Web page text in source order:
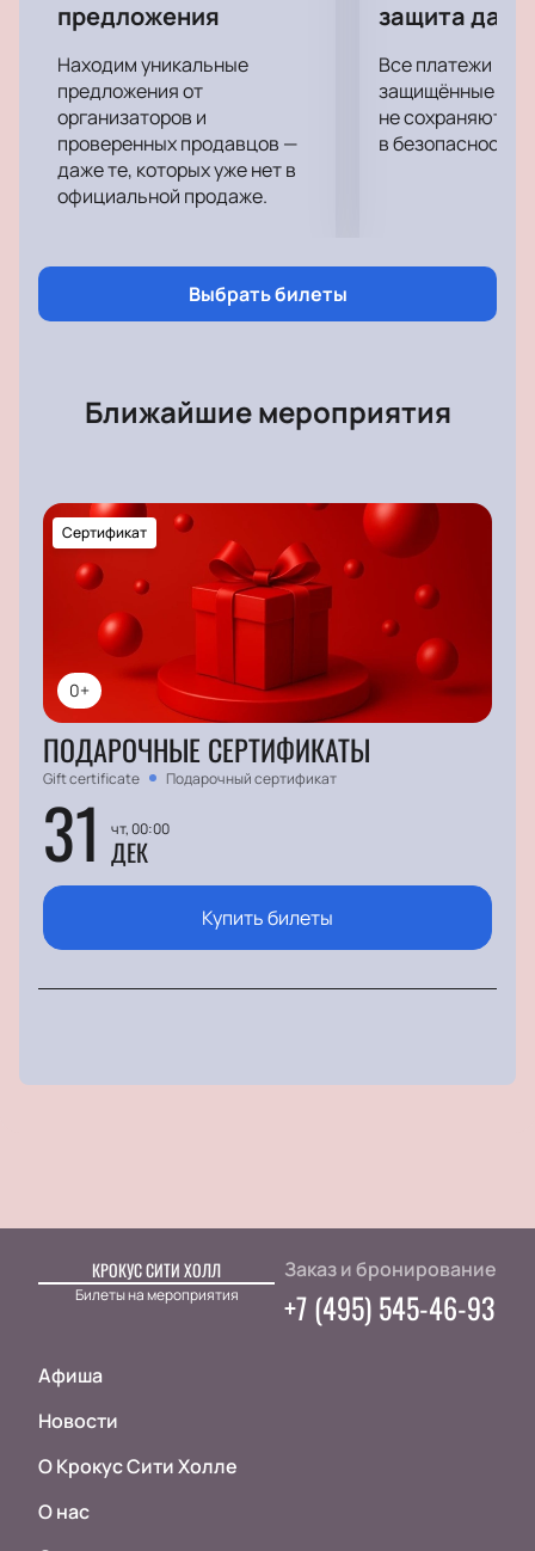
предложения
Находим уникальные
предложения от
организаторов и
проверенных продавцов —
даже те, которых уже нет в
официальной продаже.
защита
Все платежи
защищённые
не сохраняются
в безопасности.
Выбрать билеты
Ближайшие мероприятия
0+
Сертификат
ПОДАРОЧНЫЕ СЕРТИФИКАТЫ
Gift certificate Подарочный сертификат
31 чт, 00:00
ДЕК
Купить билеты
КРОКУС СИТИ ХОЛЛ
Билеты на мероприятия
Афиша
Новости
О Крокус Сити Холле
О нас
Заказ и бронирование
+7 (495) 545-46-93